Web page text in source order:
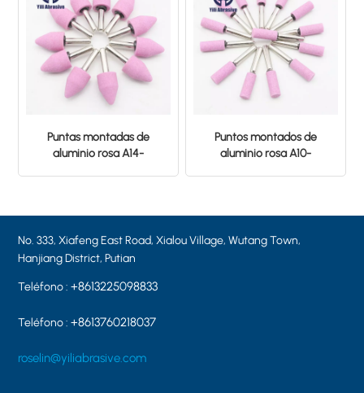
Puntas montadas de
aluminio rosa A14-
Puntos montados de
aluminio rosa A10-
No. 333, Xiafeng East Road, Xialou Village, Wutang Town,
Hanjiang District, Putian
Teléfono :+8613225098833
Teléfono :+8613760218037
roselin@yiliabrasive.com